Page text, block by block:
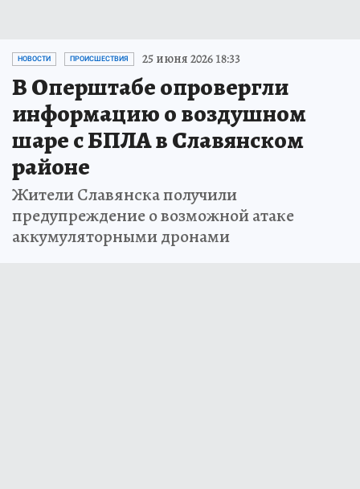
НОВОСТИ ПРОИСШЕСТВИЯ 25 июня 2026 18:33
В Оперштабе опровергли
информацию о воздушном
шаре с БПЛА в Славянском
районе
Жители Славянска получили
предупреждение о возможной атаке
аккумуляторными дронами